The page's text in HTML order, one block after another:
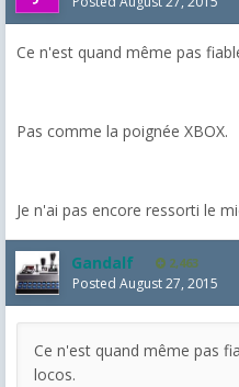
Ce n'est quand même pas
Pas comme la poignée XBOX.
Je n'ai pas encore ressorti le
Gandalf 2,463
Posted August 27, 2015
Ce n'est quand même pas
locos.